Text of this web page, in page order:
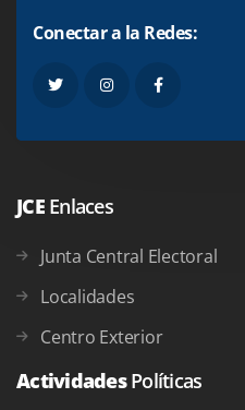
Conectar a la Redes:
JCE Enlaces
Junta Central Electoral
Localidades
Centro Exterior
ActividadesPolíticas